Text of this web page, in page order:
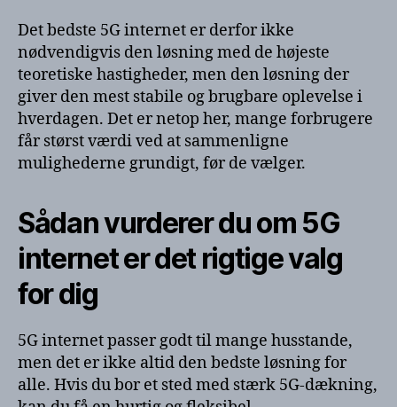
Det bedste 5G internet er derfor ikke
nødvendigvis den løsning med de højeste
teoretiske hastigheder, men den løsning der
giver den mest stabile og brugbare oplevelse i
hverdagen. Det er netop her, mange forbrugere
får størst værdi ved at sammenligne
mulighederne grundigt, før de vælger.
Sådan vurderer du om 5G
internet er det rigtige valg
for dig
5G internet passer godt til mange husstande,
men det er ikke altid den bedste løsning for
alle. Hvis du bor et sted med stærk 5G-dækning,